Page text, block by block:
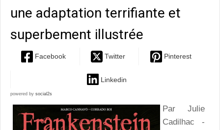
une adaptation terrifiante et
superbement illustrée
Facebook Twitter Pinterest
Linkedin
powered by social2s
Par Julie
Cadilhac -